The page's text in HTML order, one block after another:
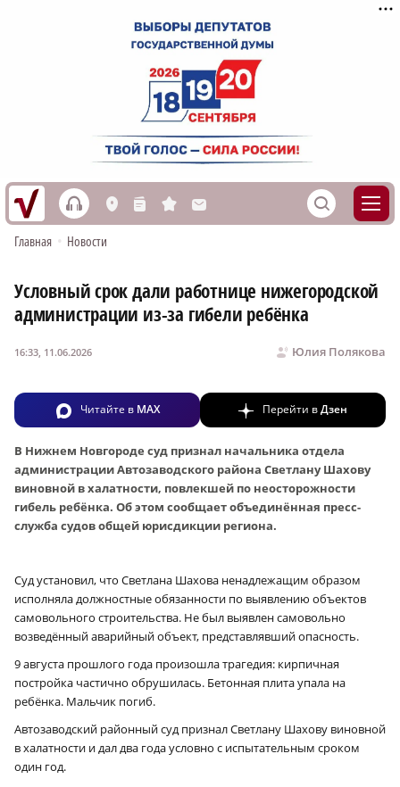
h L n s M S
Главная • Новости
Условный срок дали работнице нижегородской
администрации из-за гибели ребёнка
Юлия Полякова
16:33, 11.06.2026
Читайте в MAX Перейти вДзен
В Нижнем Новгороде суд признал начальника отдела
администрации Автозаводского района Светлану Шахову
виновной в халатности, повлекшей по неосторожности
гибель ребёнка. Об этом сообщает объединённая пресс-
служба судов общей юрисдикции региона.
Суд установил, что Светлана Шахова ненадлежащим образом
исполняла должностные обязанности по выявлению объектов
самовольного строительства. Не был выявлен самовольно
возведённый аварийный объект, представлявший опасность.
9 августа прошлого года произошла трагедия: кирпичная
постройка частично обрушилась. Бетонная плита упала на
ребёнка. Мальчик погиб.
Автозаводский районный суд признал Светлану Шахову виновной
в халатности и дал два года условно с испытательным сроком
один год.